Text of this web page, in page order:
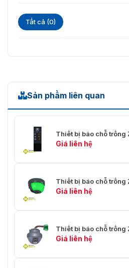
Tất cả (0)
Sản phẩm liên quan
Thiết bị báo chỗ trống
Giá liên hệ
Thiết bị báo chỗ trống
Giá liên hệ
Thiết bị báo chỗ trống
Giá liên hệ